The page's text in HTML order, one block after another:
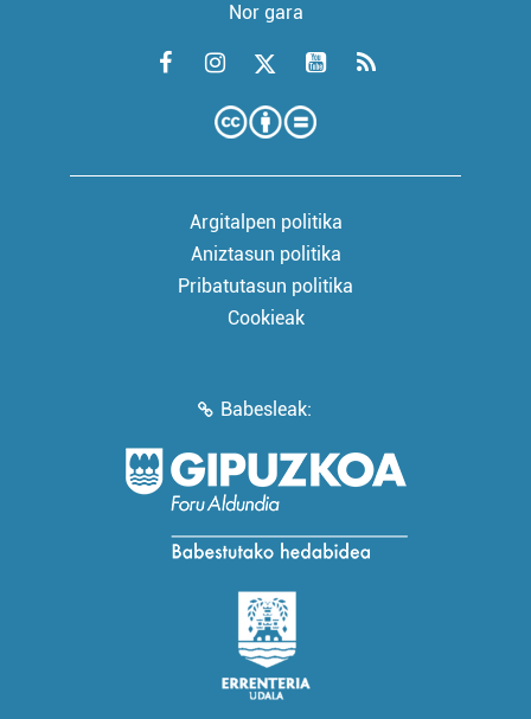
Nor gara
Argitalpen politika
Aniztasun politika
Pribatutasun politika
Cookieak
Babesleak: